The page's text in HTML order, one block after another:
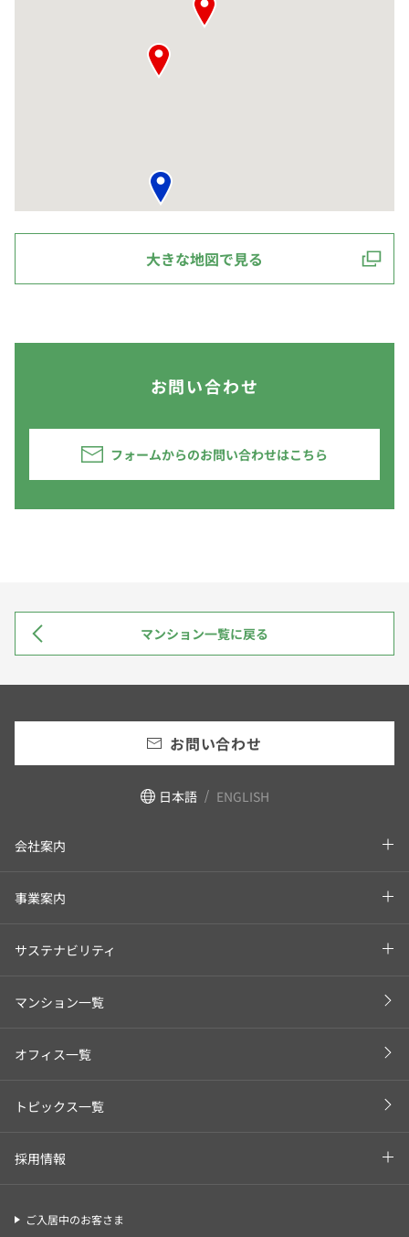
大きな地図で見る
お問い合わせ
フォームからのお問い合わせはこちら
マンション一覧に戻る
お問い合わせ
日本語 ENGLISH
会社案内
事業案内
サステナビリティ
マンション一覧
オフィス一覧
トピックス一覧
採用情報
ご入居中のお客さま